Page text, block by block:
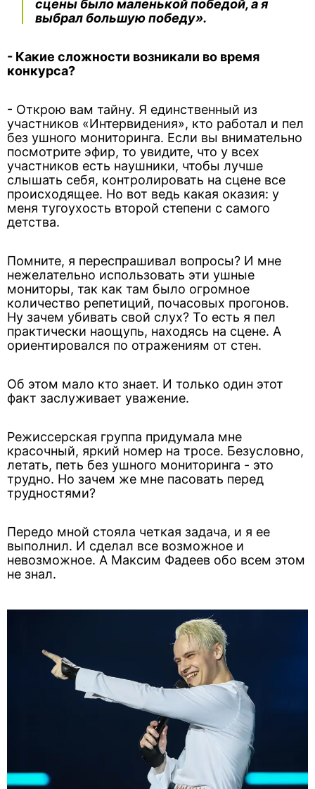
сцены было маленькой победой, а я
выбрал большую победу».
- Какие сложности возникали во время
конкурса?
- Открою вам тайну. Я единственный из
участников «Интервидения», кто работал и пел
без ушного мониторинга. Если вы внимательно
посмотрите эфир, то увидите, что у всех
участников есть наушники, чтобы лучше
слышать себя, контролировать на сцене все
происходящее. Но вот ведь какая оказия: у
меня тугоухость второй степени с самого
детства.
Помните, я переспрашивал вопросы? И мне
нежелательно использовать эти ушные
мониторы, так как там было огромное
количество репетиций, почасовых прогонов.
Ну зачем убивать свой слух? То есть я пел
практически наощупь, находясь на сцене. А
ориентировался по отражениям от стен.
Об этом мало кто знает. И только один этот
факт заслуживает уважение.
Режиссерская группа придумала мне
красочный, яркий номер на тросе. Безусловно,
летать, петь без ушного мониторинга - это
трудно. Но зачем же мне пасовать перед
трудностями?
Передо мной стояла четкая задача, и я ее
выполнил. И сделал все возможное и
невозможное. А Максим Фадеев обо всем этом
не знал.